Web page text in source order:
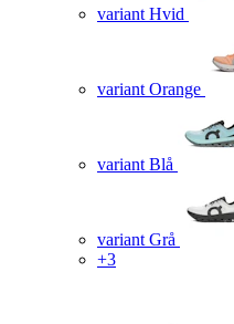
variant Hvid
variant Orange
variant Blå
variant Grå
+3